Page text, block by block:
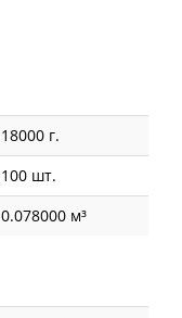
18000 г.
100 шт.
0.078000 м³